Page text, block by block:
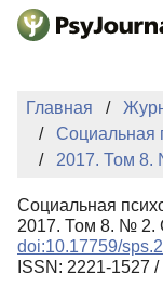
Перейти к
Главная
Социальная
2017. Том 8.
Социальная
2017. Том 8. № 2.
doi:10.17759/
ISSN: 2221-1527